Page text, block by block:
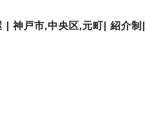
戸市,中央区,元町| 紹介制|